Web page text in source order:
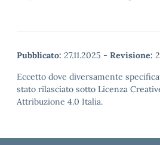
Pubblicato: 27.11.2025 - Revisione:
Eccetto dove diversamente
stato rilasciato sotto Licenza
Attribuzione 4.0 Italia.